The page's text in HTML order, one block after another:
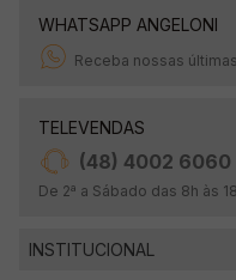
WHATSAPP ANGELONI
Receba nossas
TELEVENDAS
(48) 4002 6060
De 2ª a Sábado das 8h às
INSTITUCIONAL